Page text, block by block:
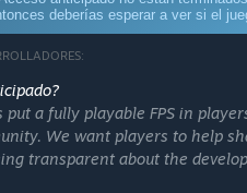
deberías esperar a ver si el
put a fully playable FPS in
We want players to help
transparent about the